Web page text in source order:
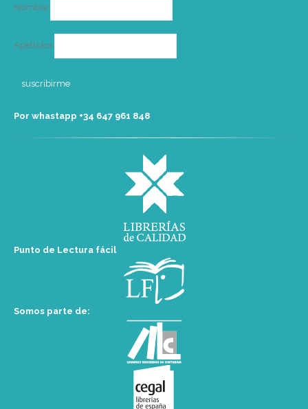
Nombre
Apellidos
Por whastapp +34 ‭647 961 848‬
Punto de Lectura fácil
Somos parte de: